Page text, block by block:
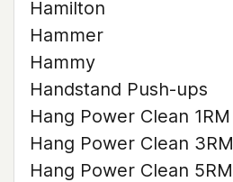
Hamilton
Hammer
Hammy
Handstand Push-ups
Hang Power Clean 1RM
Hang Power Clean 3RM
Hang Power Clean 5RM